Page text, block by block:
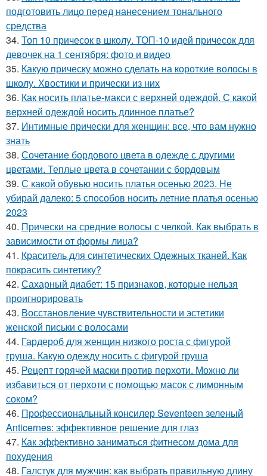
подготовить лицо перед нанесением тонального
средства
34. Топ 10 причесок в школу. ТОП-10 идей причесок для
девочек на 1 сентября: фото и видео
35. Какую прическу можно сделать на короткие волосы в
школу. Хвостики и прически из них
36. Как носить платье-макси с верхней одеждой. С какой
верхней одеждой носить длинное платье?
37. Интимные прически для женщин: все, что вам нужно
знать
38. Сочетание бордового цвета в одежде с другими
цветами. Теплые цвета в сочетании с бордовым
39. С какой обувью носить платья осенью 2023. Не
убирай далеко: 5 способов носить летние платья осенью
2023
40. Прически на средние волосы с челкой. Как выбрать в
зависимости от формы лица?
41. Краситель для синтетических Одежных тканей. Как
покрасить синтетику?
42. Сахарный диабет: 15 признаков, которые нельзя
проигнорировать
43. Восстановление чувствительности и эстетики
женской письки с волосами
44. Гардероб для женщин низкого роста с фигурой
груша. Какую одежду носить с фигурой груша
45. Рецепт горячей маски против перхоти. Можно ли
избавиться от перхоти с помощью масок с лимонным
соком?
46. Профессиональный консилер Seventeen зеленый
Anticernes: эффективное решение для глаз
47. Как эффективно заниматься фитнесом дома для
похудения
48. Галстук для мужчин: как выбрать правильную длину